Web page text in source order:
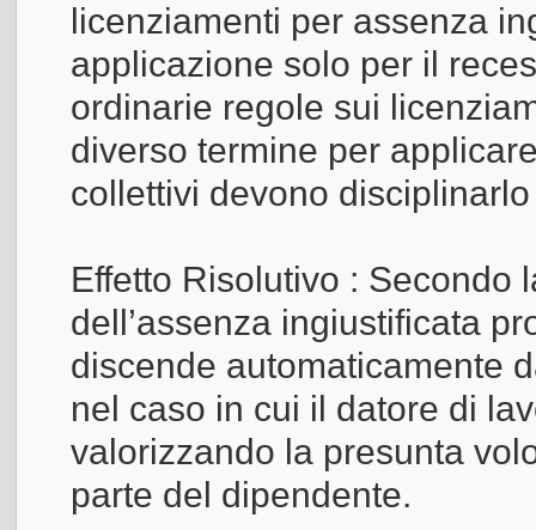
licenziamenti per assenza
applicazione solo per il
ordinarie regole sui
diverso termine per
collettivi devono
Effetto Risolutivo : Secondo
dell’assenza ingiustificata
discende automaticamente
nel caso in cui il datore di
valorizzando la presunta
parte del dipendente.